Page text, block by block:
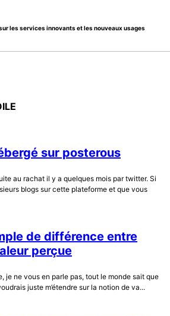
les services innovants et les nouveaux usages
sur posterous
au rachat il y a quelques mois par twitter. Si
blogs sur cette plateforme et que vous
de différence entre
perçue
je ne vous en parle pas, tout le monde sait que
juste m’étendre sur la notion de va...